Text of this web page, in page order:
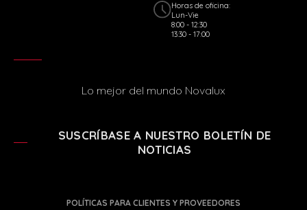
Horas de oficina:
Lun-Vie
8:00 - 12:30
13:30 - 17:00
Lo mejor del mundo Novalux
SUSCRÍBASE A NUESTRO BOLETÍN DE
NOTICIAS
POLÍTICAS PARA CLIENTES Y PROVEEDORES